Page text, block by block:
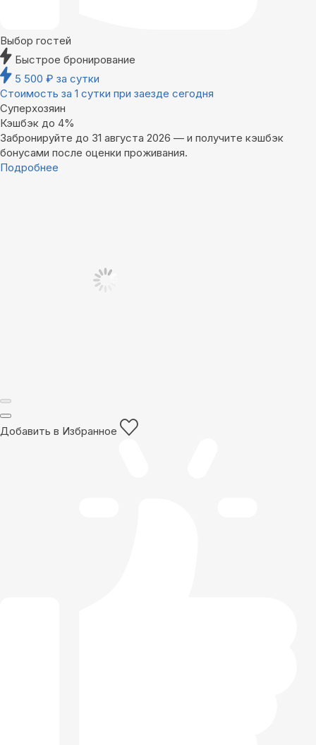
Выбор гостей
Быстрое бронирование
5 500 ₽ за сутки
Стоимость за 1 сутки при заезде сегодня
Суперхозяин
Кэшбэк до 4%
Забронируйте до 31 августа 2026 — и получите кэшбэк
бонусами после оценки проживания.
Подробнее
Добавить в Избранное